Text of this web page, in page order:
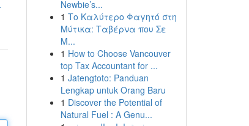
Newbie’s...
1 Το Καλύτερο Φαγητό στη
Μύτικα: Ταβέρνα που Σε
Μ...
1 How to Choose Vancouver
top Tax Accountant for ...
1 Jatengtoto: Panduan
Lengkap untuk Orang Baru
1 Discover the Potential of
Natural Fuel : A Genu...